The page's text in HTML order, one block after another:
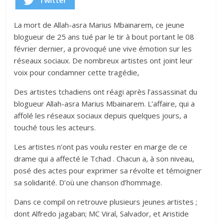
La mort de Allah-asra Marius Mbainarem, ce jeune
blogueur de 25 ans tué par le tir à bout portant le 08
février dernier, a provoqué une vive émotion sur les
réseaux sociaux. De nombreux artistes ont joint leur
voix pour condamner cette tragédie,
Des artistes tchadiens ont réagi après l’assassinat du
blogueur Allah-asra Marius Mbainarem. L’affaire, qui a
affolé les réseaux sociaux depuis quelques jours, a
touché tous les acteurs.
Les artistes n’ont pas voulu rester en marge de ce
drame qui a affecté le Tchad . Chacun a, à son niveau,
posé des actes pour exprimer sa révolte et témoigner
sa solidarité. D’où une chanson d’hommage.
Dans ce compil on retrouve plusieurs jeunes artistes ;
dont Alfredo jagaban; MC Viral, Salvador, et Aristide